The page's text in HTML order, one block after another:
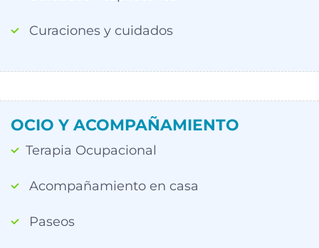
Curaciones y cuidados
OCIO Y ACOMPAÑAMIENTO
Terapia Ocupacional
Acompañamiento en casa
Paseos